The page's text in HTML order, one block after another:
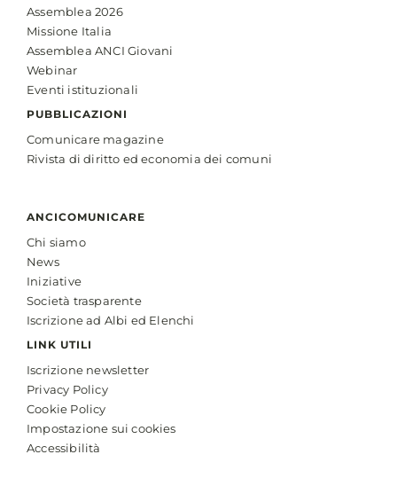
Assemblea 2026
Missione Italia
Assemblea ANCI Giovani
Webinar
Eventi istituzionali
PUBBLICAZIONI
Comunicare magazine
Rivista di diritto ed economia dei comuni
ANCICOMUNICARE
Chi siamo
News
Iniziative
Società trasparente
Iscrizione ad Albi ed Elenchi
LINK UTILI
Iscrizione newsletter
Privacy Policy
Cookie Policy
Impostazione sui cookies
Accessibilità